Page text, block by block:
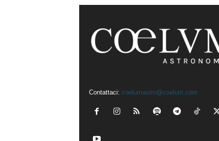
Contattaci: coelumastro@coelum.com